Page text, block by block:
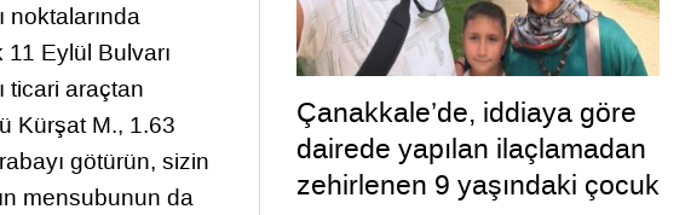
Eylül Bulvarı
ticari araçtan
Kürşat M., 1.63
götürün, sizin
mensubunun da
Çanakkale’de, iddiaya göre
dairede yapılan ilaçlamadan
zehirlenen 9 yaşındaki çocuk